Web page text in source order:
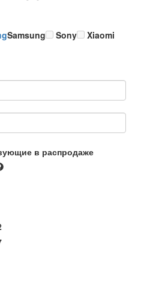
Samsung Sony
Xiaomi
в распродаже